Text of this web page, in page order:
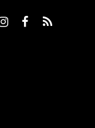
InstagramFacebook
RSS